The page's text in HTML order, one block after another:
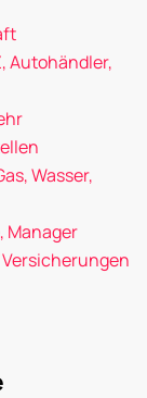
Autohändler,
Wasser,
Manager